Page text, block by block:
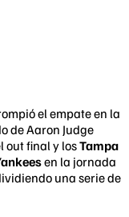
el empate en la
de Aaron Judge
out final y losTampa
en la jornada
una serie de